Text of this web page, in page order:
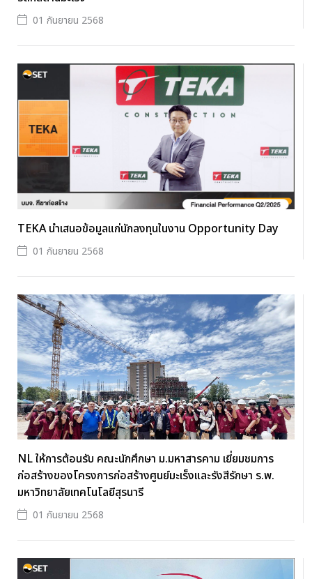
01 กันยายน 2568
TEKA นำเสนอข้อมูลแก่นักลงทุนในงาน Opportunity Day
01 กันยายน 2568
NL ให้การต้อนรับ คณะนักศึกษา ม.มหาสารคาม เยี่ยมชมการ
ก่อสร้างของโครงการก่อสร้างศูนย์มะเร็งและรังสีรักษา ร.พ.
มหาวิทยาลัยเทคโนโลยีสุรนารี
01 กันยายน 2568